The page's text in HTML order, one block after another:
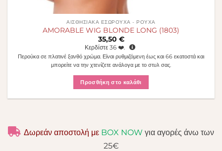
ΑΙΣΘΗΣΙΑΚΆ ΕΣΏΡΟΥΧΑ - ΡΟΎΧΑ
AMORABLE WIG BLONDE LONG (1803)
35,50 €
Κερδίστε 36❤️.
Περούκα σε πλατινέ ξανθό χρώμα. Είναι ρυθμιζόμενη έως και 66 εκατοστά και
μπορείτε να την χτενίζετε ανάλογα με το στυλ σας.
Προσθήκη στο καλάθι
Δωρεάν αποστολή με BOX NOW για αγορές άνω των
25€